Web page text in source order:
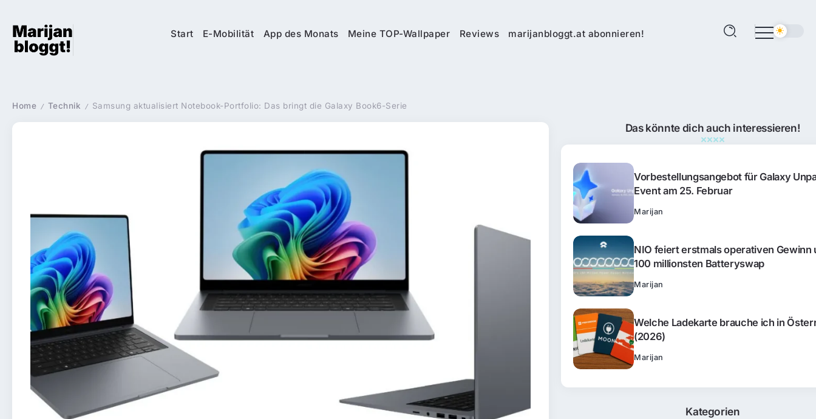
Start E-Mobilität App des Monats Meine TOP-Wallpaper Reviews marijanbloggt.at abonnieren!
Home / Technik / Samsung aktualisiert Notebook-Portfolio: Das bringt die Galaxy Book6-Serie
Das könnte dich auch interessieren!
Vorbestellungsangebot für Galaxy
Event am 25. Februar
Marijan
NIO feiert erstmals operativen Gewinn
100 millionsten Batteryswap
Marijan
Welche Ladekarte brauche ich in
(2026)
Marijan
Kategorien